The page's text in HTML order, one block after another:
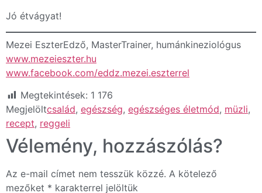
Jó étvágyat!
Mezei EszterEdző, MasterTrainer, humánkineziológus
www.mezeieszter.hu
www.facebook.com/eddz.mezei.eszterrel
Megtekintések: 1 176
Megjelöltcsalád, egészség, egészséges életmód, müzli,
recept, reggeli
Vélemény, hozzászólás?
Az e-mail címet nem tesszük közzé. A kötelező
mezőket * karakterrel jelöltük